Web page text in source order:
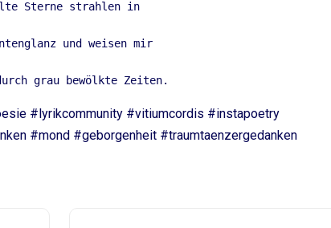
Sterne strahlen in
und weisen mir
grau bewölkte Zeiten.
#lyrikcommunity #vitiumcordis #instapoetry
#mond #geborgenheit #traumtaenzergedanken